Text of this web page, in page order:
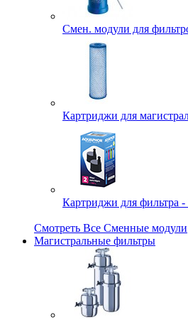
Смен. модули для
Картриджи для
Картриджи для фильтра -
Смотреть Все Сменные модули
Магистральные фильтры